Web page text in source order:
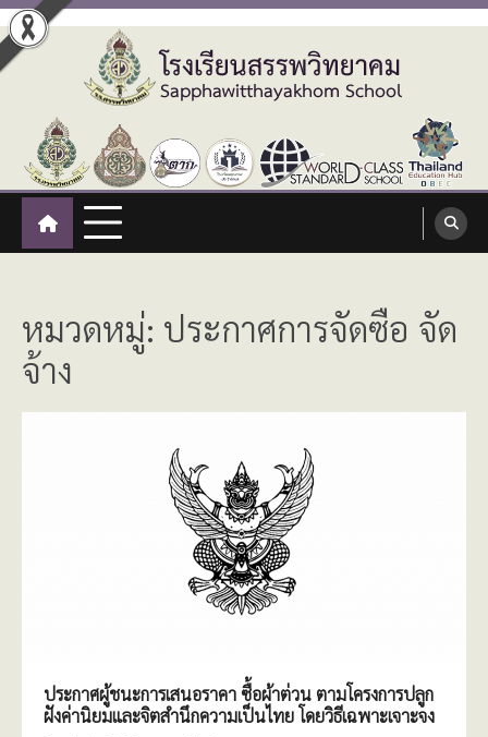
Skip
to
content
โรงเรียนสรรพวิทยาคม
:: โรงเรียนสรรพวิทยาคม อำเภอแม่สอด จังหวัดตาก ::
Sapphawitthayakhom School
หมวดหมู่: ประกาศการจัดซื้อ จัด
จ้าง
ประกาศผู้ชนะการเสนอราคา ซื้อผ้าต่วน ตามโครงการปลูก
ฝังค่านิยมและจิตสำนึกความเป็นไทย โดยวิธีเฉพาะเจาะจง